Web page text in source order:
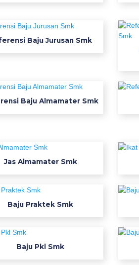
Baju Jurusan Smk
Baju Almamater Smk
Jas Almamater Smk
Baju Praktek Smk
Baju Pkl Smk